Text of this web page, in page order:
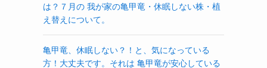
は？７月の 我が家の亀甲竜・休眠しない株・植
え替えについて。
亀甲竜、休眠しない？！と、気になっている
方！大丈夫です。それは 亀甲竜が安心している